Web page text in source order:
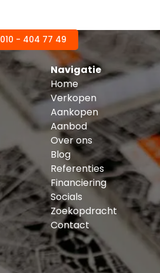
010 - 404 77 49
Navigatie
Home
Verkopen
Aankopen
Aanbod
Over ons
Blog
Referenties
Financiering
Socials
Zoekopdracht
Contact